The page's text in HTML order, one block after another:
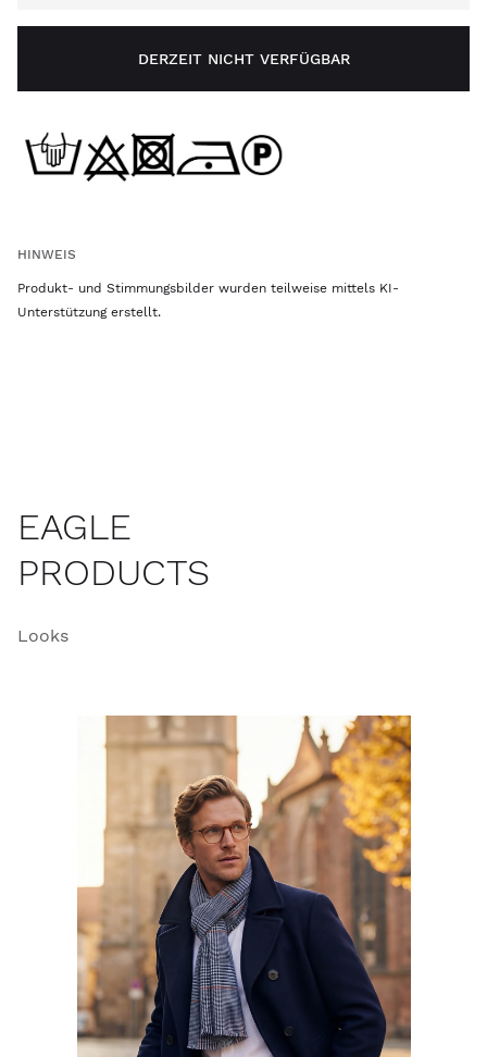
DERZEIT NICHT VERFÜGBAR
HINWEIS
Produkt- und Stimmungsbilder wurden teilweise mittels KI-
Unterstützung erstellt.
EAGLE
PRODUCTS
Looks